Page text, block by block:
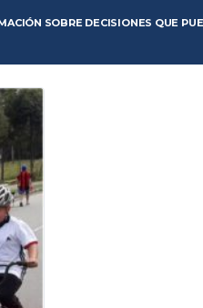
SOBRE DECISIONES QUE